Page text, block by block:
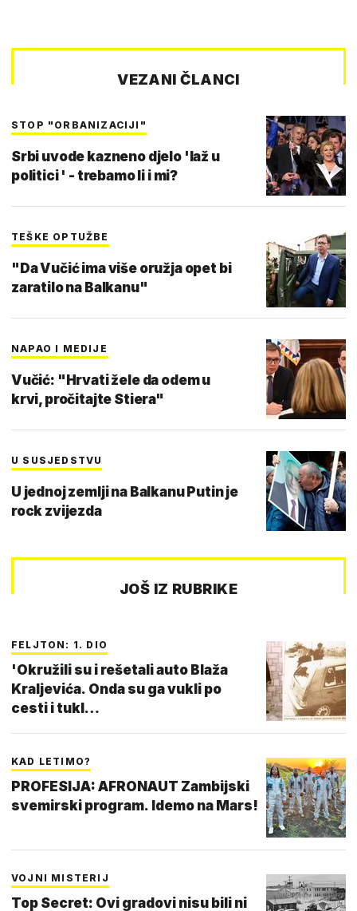
VEZANI ČLANCI
STOP "ORBANIZACIJI"
Srbi uvode kazneno djelo 'laž u
politici ' - trebamo li i mi?
TEŠKE OPTUŽBE
"Da Vučić ima više oružja opet bi
zaratilo na Balkanu"
NAPAO I MEDIJE
Vučić: "Hrvati žele da odem u
krvi, pročitajte Stiera"
U SUSJEDSTVU
U jednoj zemlji na Balkanu Putin je
rock zvijezda
JOŠ IZ RUBRIKE
FELJTON: 1. DIO
'Okružili su i rešetali auto Blaža
Kraljevića. Onda su ga vukli po
cesti i tukl…
KAD LETIMO?
PROFESIJA: AFRONAUT Zambijski
svemirski program. Idemo na Mars!
VOJNI MISTERIJ
Top Secret: Ovi gradovi nisu bili ni